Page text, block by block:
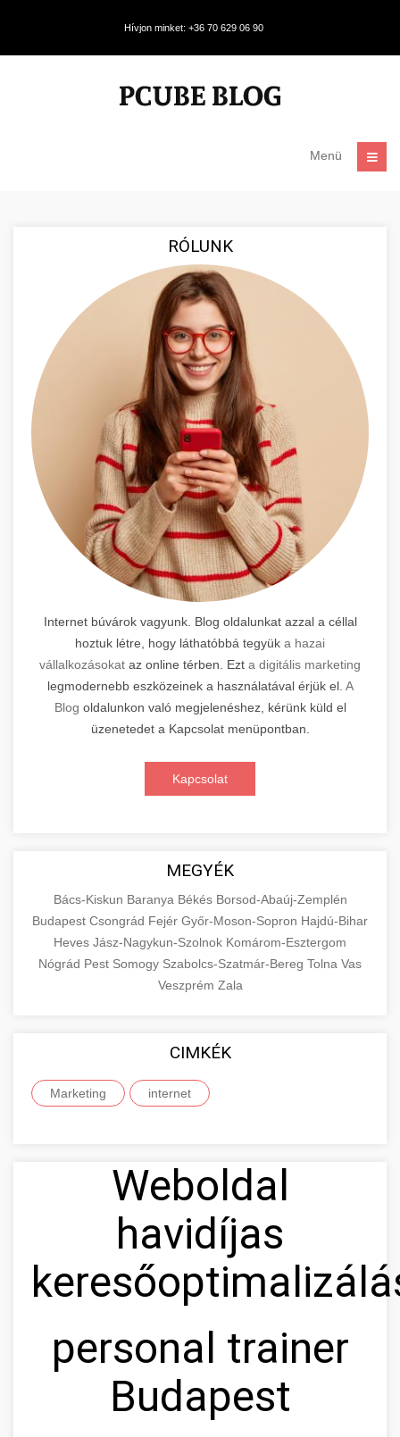
Hívjon minket: +36 70 629 06 90
Menü
RÓLUNK
Internet búvárok vagyunk. Blog oldalunkat azzal a céllal
hoztuk létre, hogy láthatóbbá tegyük a hazai
vállalkozásokat az online térben. Ezt a digitális marketing
legmodernebb eszközeinek a használatával érjük el. A
Blog oldalunkon való megjelenéshez, kérünk küld el
üzenetedet a Kapcsolat menüpontban.
Kapcsolat
MEGYÉK
Bács-Kiskun Baranya Békés Borsod-Abaúj-Zemplén
Budapest Csongrád Fejér Győr-Moson-Sopron Hajdú-Bihar
Heves Jász-Nagykun-Szolnok Komárom-Esztergom
Nógrád Pest Somogy Szabolcs-Szatmár-Bereg Tolna Vas
Veszprém Zala
CIMKÉK
Marketing internet
Weboldal
havidíjas
personal trainer
Budapest